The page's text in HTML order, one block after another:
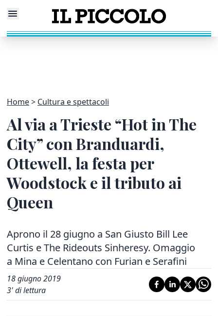
Home Cultura e spettacoli
Al via a Trieste “Hot in The
City” con Branduardi,
Ottewell, la festa per
Woodstock e il tributo ai
Queen
Aprono il 28 giugno a San Giusto Bill Lee
Curtis e The Rideouts Sinheresy. Omaggio
a Mina e Celentano con Furian e Serafini
18 giugno 2019
3' di lettura